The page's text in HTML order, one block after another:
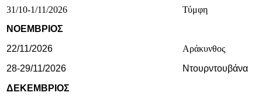
31/10-1/11/2026
Τύμφη
ΝΟΕΜΒΡΙΟΣ
22/11/2026
Αράκυνθος
28-29/11/2026
Ντουρντουβάνα
ΔΕΚΕΜΒΡΙΟΣ